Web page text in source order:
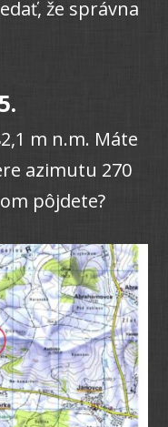
že správna
m n.m. Máte
azimutu 270
pôjdete?